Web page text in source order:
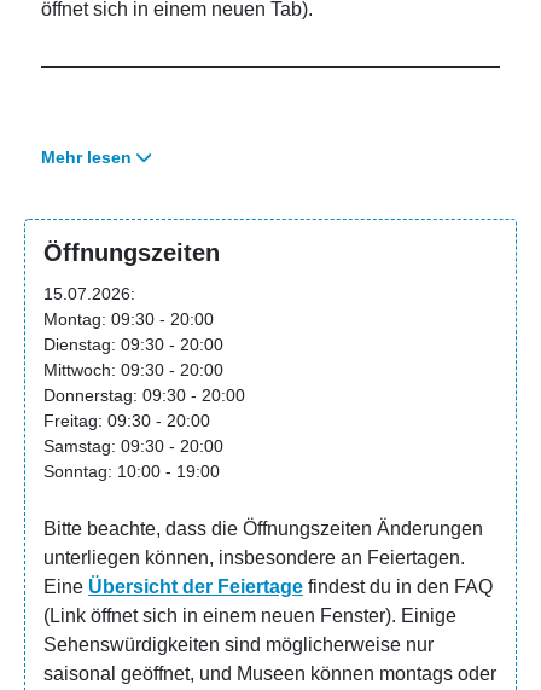
öffnet sich in einem neuen Tab).
Das Paradox Museum Helsinki stellt deine Sinne
verbiegen scheint. Nichts ergibt Sinn – und doch ist
alles ganz real. Deine Sinne täuschen dich. Komm
mit auf ein Abenteuer, das dich zum Lachen bringt,
dich verblüfft zurücklässt und dir zeigt, dass du
deinen Sinnen nicht immer trauen kannst.
Wir bieten das verblüffendste, bizarrste und
paradoxeste Erlebnis in ganz Finnland. In nur etwa
90 Minuten erlebst du über 40 Illusionen und
Wirklichkeit führen.
Verlasse die Realität. Betritt den Spaß!
Der Ausstieg aus der Realität ist nur einen Steinwurf
vom Esplanade-Park und dem Senatsplatz entfernt.
Mehr lesen
Öffnungszeiten
15.07.2026:
Montag: 09:30 - 20:00
Dienstag: 09:30 - 20:00
Mittwoch: 09:30 - 20:00
Donnerstag: 09:30 - 20:00
Freitag: 09:30 - 20:00
Samstag: 09:30 - 20:00
Sonntag: 10:00 - 19:00
Bitte beachte, dass die Öffnungszeiten Änderungen
unterliegen können, insbesondere an Feiertagen.
Eine Übersicht der Feiertage findest du in den FAQ
(Link öffnet sich in einem neuen Fenster). Einige
Sehenswürdigkeiten sind möglicherweise nur
saisonal geöffnet, und Museen können montags oder